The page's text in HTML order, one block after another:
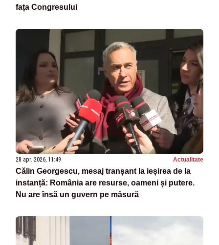
fața Congresului
28 apr. 2026, 11:49 Actualitate
Călin Georgescu, mesaj tranșant la ieșirea de la
instanță: România are resurse, oameni și putere.
Nu are însă un guvern pe măsură